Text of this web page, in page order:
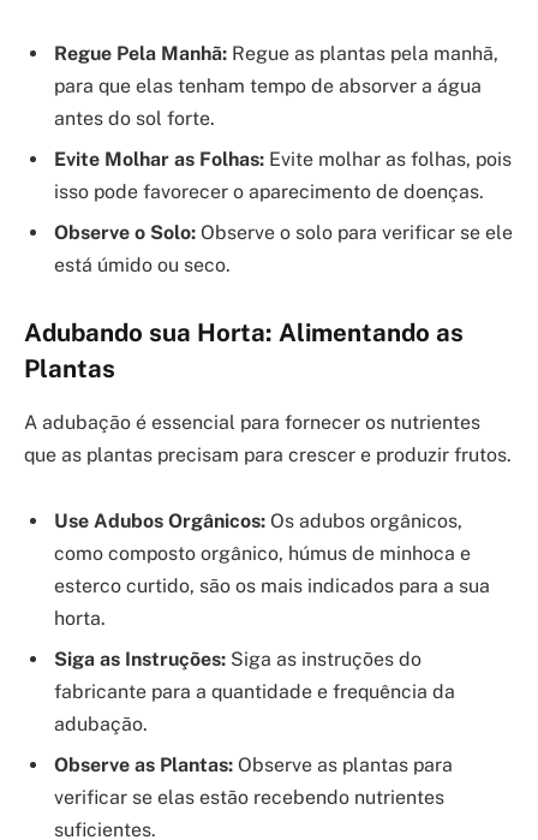
Regue Pela Manhã: Regue as plantas pela manhã,
para que elas tenham tempo de absorver a água
antes do sol forte.
Evite Molhar as Folhas: Evite molhar as folhas, pois
isso pode favorecer o aparecimento de doenças.
Observe o Solo: Observe o solo para verificar se ele
está úmido ou seco.
Adubando sua Horta: Alimentando as
Plantas
A adubação é essencial para fornecer os nutrientes
que as plantas precisam para crescer e produzir frutos.
Use Adubos Orgânicos: Os adubos orgânicos,
como composto orgânico, húmus de minhoca e
esterco curtido, são os mais indicados para a sua
horta.
Siga as Instruções: Siga as instruções do
fabricante para a quantidade e frequência da
adubação.
Observe as Plantas: Observe as plantas para
verificar se elas estão recebendo nutrientes
suficientes.